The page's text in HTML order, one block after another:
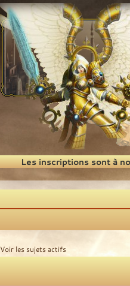
Les inscriptions sont à
Voir les sujets actifs